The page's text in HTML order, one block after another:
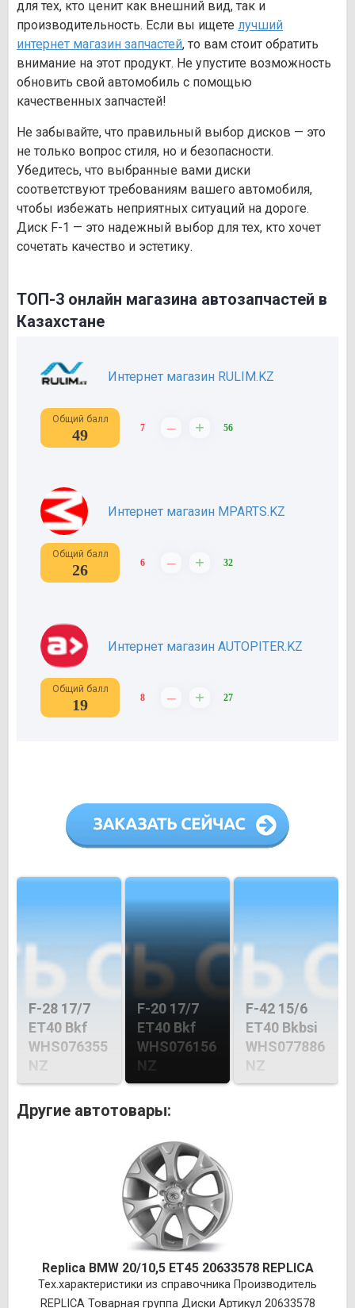
для тех, кто ценит как внешний вид, так и
производительность. Если вы ищете лучший
интернет магазин запчастей, то вам стоит обратить
внимание на этот продукт. Не упустите возможность
обновить свой автомобиль с помощью
качественных запчастей!
Не забывайте, что правильный выбор дисков — это
не только вопрос стиля, но и безопасности.
Убедитесь, что выбранные вами диски
соответствуют требованиям вашего автомобиля,
чтобы избежать неприятных ситуаций на дороге.
Диск F-1 — это надежный выбор для тех, кто хочет
сочетать качество и эстетику.
ТОП-3 онлайн магазина автозапчастей в
Казахстане
Интернет магазин RULIM.KZ
Общий балл
49 7 – + 56
Интернет магазин MPARTS.KZ
Общий балл
26 6 – + 32
Интернет магазин AUTOPITER.KZ
Общий балл
19 8 – + 27
F-28 17/7
ET40 Bkf
WHS076355
NZ
F-20 17/7
ET40 Bkf
WHS076156
NZ
F-42 15/6
ET40 Bkbsi
WHS077886
NZ
Другие автотовары:
Replica BMW 20/10,5 ET45 20633578 REPLICA
Тех.характеристики из справочника Производитель
REPLICA Товарная группа Диски Артикул 20633578